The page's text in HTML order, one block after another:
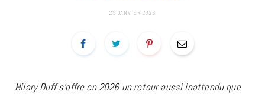
29 JANVIER 2026
Hilary Duff s’offre en 2026 un retour aussi inattendu que